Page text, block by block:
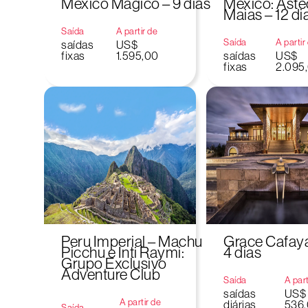
México Mágico – 9 dias
Saída
saídas
fixas
A partir de
US$
1.595,00
México:
Maias – 12
Saída
saídas
fixas
A partir
US$
Peru Imperial – Machu
Picchu e Inti Raymi:
Grupo Exclusivo
Adventure Club
A partir de
Grace
4 dias
Saída
saídas
diárias
A
US$